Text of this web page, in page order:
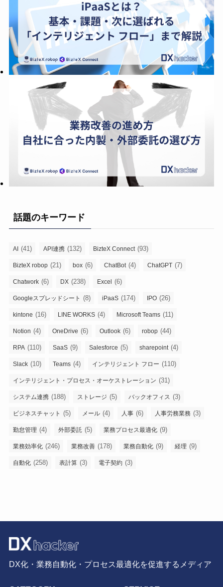
話題のキーワード
AI (41) API連携 (132) BizteX Connect (93)
BizteX robop (21) box (6) ChatBot (4) ChatGPT (7)
Chatwork (6) DX (238) Excel (6)
Googleスプレッドシート (8) iPaaS (174) IPO (26)
kintone (16) LINE WORKS (4) Microsoft Teams (11)
Notion (4) OneDrive (6) Outlook (6) robop (44)
RPA (110) SaaS (9) Salesforce (5) sharepoint (4)
Slack (10) Teams (4) インテリジェント フロー (110)
インテリジェント・プロセス・オーケストレーション (31)
システム連携 (188) ストレージ (5) バックオフィス (3)
ビジネスチャット (5) メール (4) 人事 (6) 人事労務業務 (3)
勤怠管理 (4) 外部委託 (5) 業務プロセス最適化 (9)
業務効率化 (246) 業務改善 (178) 業務自動化 (9) 経理 (9)
自動化 (258) 表計算 (3) 電子契約 (3)
DX化・業務自動化・プロセス最適化を促進するメディア